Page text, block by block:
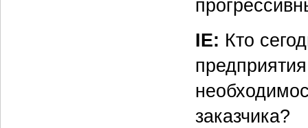
IE: Кто
заказчика?